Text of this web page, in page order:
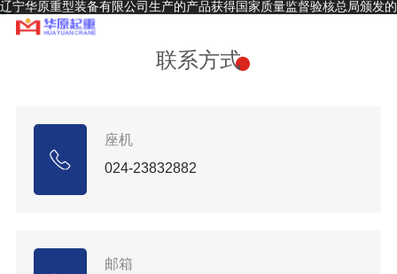
辽宁华原重型装备有限公司生产的产品获得国家质量监督验核总局颁发的
A级起重机生产制造许可证和安装、改造、维修许可证，并通过ISO9001
联系方式
座机
024-23832882
邮箱